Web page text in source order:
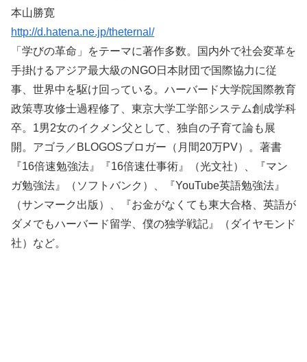
本山勝寛
http://d.hatena.ne.jp/theternal/
「学びの革命」をテーマに著作多数。国内外で社会変革を
手掛けるアジア最大級のNGO日本財団で国際協力に従
事、世界中を駆け回っている。ハーバード大学院国際教育
政策専攻修士過程修了、東京大学工学部システム創成学科
卒。1男2女のイクメン父として、独自の子育て論も展
開。アゴラ／BLOGOSブロガー（月間20万PV）。著書
『16倍速勉強法』『16倍速仕事術』（光文社）、『マン
ガ勉強法』（ソフトバンク）、『YouTube英語勉強法』
（サンマーク出版）、『お金がなくても東大合格、英語が
ダメでもハーバード留学、僕の独学戦記』（ダイヤモンド
社）など。